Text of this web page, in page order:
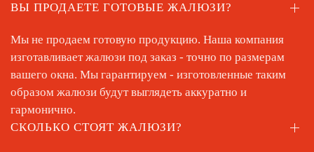
ВЫ ПРОДАЕТЕ ГОТОВЫЕ ЖАЛЮЗИ?
Мы не продаем готовую продукцию. Наша компания
изготавливает жалюзи под заказ - точно по размерам
вашего окна. Мы гарантируем - изготовленные таким
образом жалюзи будут выглядеть аккуратно и
гармонично.
СКОЛЬКО СТОЯТ ЖАЛЮЗИ?